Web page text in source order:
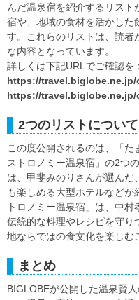
んだ温泉宿を紹介するリス
宿や、地域の食材を活かした
す。これらのリストは、読者
な内容となっています。
詳しくは下記URLでご確認を：
https://travel.biglobe.ne.jp/
https://travel.biglobe.ne.jp/
2つのリストについて
この度公開されるのは、「
ストロノミー温泉宿」の2つ
は、甲斐みのりさんが選ん
も楽しめる大型ホテルなどが
トロノミー温泉宿」は、中
伝統的な料理やレシピを守り
地ならではの食文化を楽しむ
まとめ
BIGLOBEが公開した温泉賢